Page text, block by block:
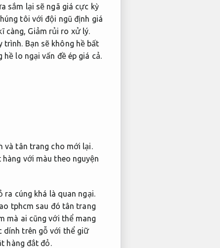
sắm lại sẽ ngã giá cực kỳ
tôi với đội ngũ định giá
càng, Giảm rủi ro xử lý.
trình. Bạn sẽ không hề bất
hề lo ngại vấn đề ép giá cả.
và tân trang cho mới lại.
với màu theo nguyện
cúng khá là quan ngại.
tphcm sau đó tân trang
mà ai cũng với thể mang
dính trên gỗ với thể giữ
hàng đắt đỏ.